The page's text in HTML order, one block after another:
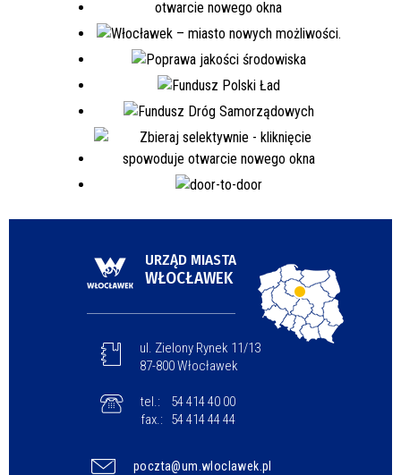
URZĄD MIASTA
WŁOCŁAWEK
ul. Zielony Rynek 11/13
87-800 Włocławek
tel.:
54 414 40 00
fax.:
54 414 44 44
poczta@um.wloclawek.pl